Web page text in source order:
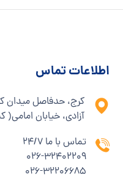
اطلاعات تماس
کرج، حدفاصل میدان
آزادی، خیابان امامی( کمالی)
تماس با ما 24/7
۰۲۶-۳۲۴۰۲۲۰۹
۰۲۶-۳۲۲۰۶۶۸۵